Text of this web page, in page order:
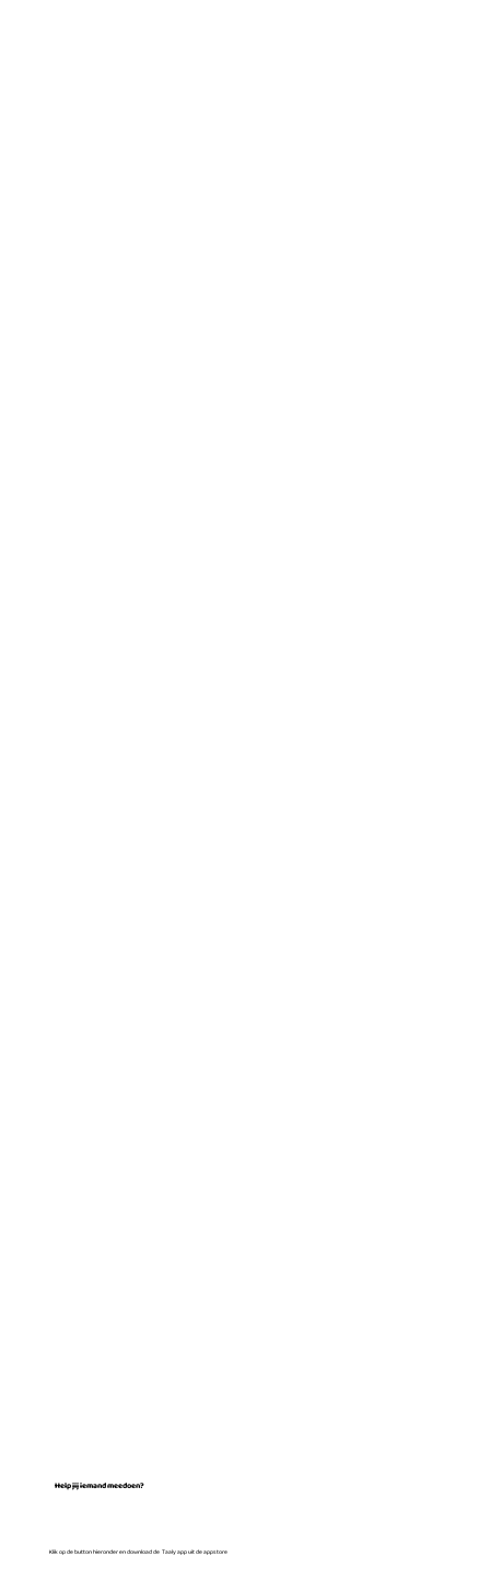
Help jij iemand meedoen?
Klik op de button hieronder en download de Taaly app uit de appstore